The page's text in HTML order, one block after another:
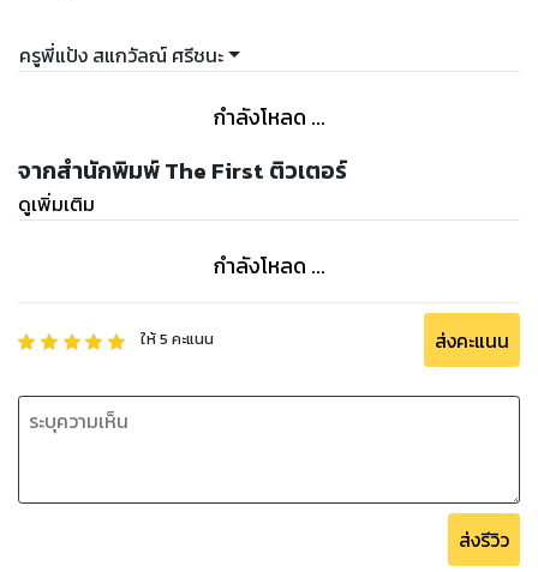
ครูพี่แป้ง สแกวัลณ์ ศรีชนะ
กำลังโหลด ...
จากสำนักพิมพ์ The First ติวเตอร์
ดูเพิ่มเติม
กำลังโหลด ...
ให้5 คะแนน ส่งคะแนน
ส่งรีวิว